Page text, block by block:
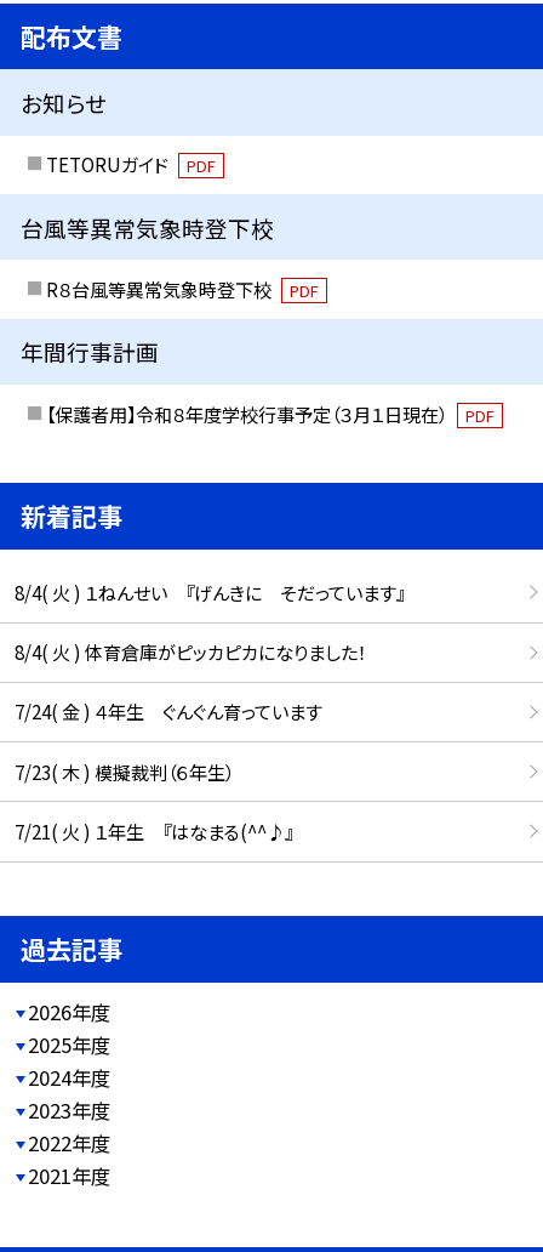
配布文書
お知らせ
TETORUガイド PDF
台風等異常気象時登下校
R８台風等異常気象時登下校 PDF
年間行事計画
【保護者用】令和８年度学校行事予定（３月１日現在） PDF
新着記事
8/4( 火 ) １ねんせい 『げんきに そだっています』
8/4( 火 ) 体育倉庫がピッカピカになりました！
7/24( 金 ) ４年生 ぐんぐん育っています
7/23( 木 ) 模擬裁判（６年生）
7/21( 火 ) １年生 『はなまる(^^♪』
過去記事
2026年度
2025年度
2024年度
2023年度
2022年度
2021年度